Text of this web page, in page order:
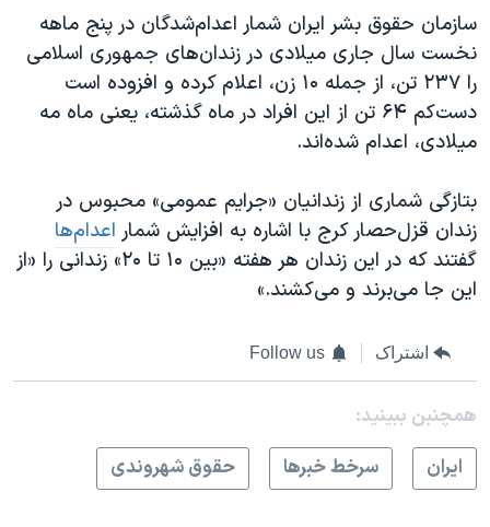
سازمان حقوق بشر ایران شمار اعدام‌شدگان در پنج ماهه
نخست سال جاری میلادی در زندان‌های جمهوری اسلامی
را ۲۳۷ تن، از جمله ۱۰ زن، اعلام کرده و افزوده است
دست‌کم ۶۴ تن از این افراد در ماه گذشته، یعنی ماه مه
میلادی، اعدام شده‌اند.
بتازگی شماری از زندانیان «جرایم عمومی» محبوس در
زندان قزل‌حصار کرج با اشاره به افزایش شمار اعدام‌ها
گفتند که در این زندان هر هفته «بین ۱۰ تا ۲۰» زندانی را «از
این جا می‌برند و می‌کشند.»
اشتراک Follow us
همچنبن ببینید:
ايران
سرخط خبرها حقوق شهروندی